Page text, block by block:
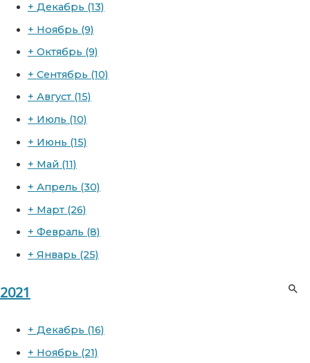
+ Декабрь (13)
+ Ноябрь (9)
+ Октябрь (9)
+ Сентябрь (10)
+ Август (15)
+ Июль (10)
+ Июнь (15)
+ Май (11)
+ Апрель (30)
+ Март (26)
+ Февраль (8)
+ Январь (25)
2021
+ Декабрь (16)
+ Ноябрь (21)